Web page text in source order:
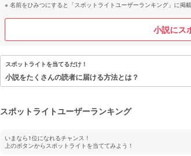
名前をひみつにすると「スポットライトユーザーランキング」に掲
小説にス
スポットライトを当てるだけ！
小説をたくさんの読者に届ける方法とは？
スポットライトユーザーランキング
いまなら1位になれるチャンス！
上のボタンからスポットライトを当ててみよう！